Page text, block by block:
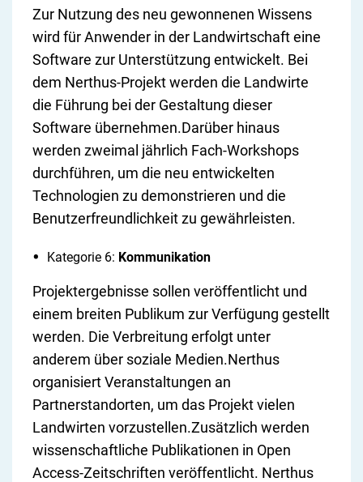
Zur Nutzung des neu gewonnenen Wissens
wird für Anwender in der Landwirtschaft eine
Software zur Unterstützung entwickelt. Bei
dem Nerthus-Projekt werden die Landwirte
die Führung bei der Gestaltung dieser
Software übernehmen.Darüber hinaus
werden zweimal jährlich Fach-Workshops
durchführen, um die neu entwickelten
Technologien zu demonstrieren und die
Benutzerfreundlichkeit zu gewährleisten.
Kategorie 6: Kommunikation
Projektergebnisse sollen veröffentlicht und
einem breiten Publikum zur Verfügung gestellt
werden. Die Verbreitung erfolgt unter
anderem über soziale Medien.Nerthus
organisiert Veranstaltungen an
Partnerstandorten, um das Projekt vielen
Landwirten vorzustellen.Zusätzlich werden
wissenschaftliche Publikationen in Open
Access-Zeitschriften veröffentlicht. Nerthus